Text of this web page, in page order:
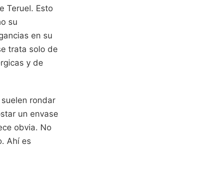
Teruel. Esto
su
en su
trata solo de
y de
rondar
un envase
obvia. No
Ahí es